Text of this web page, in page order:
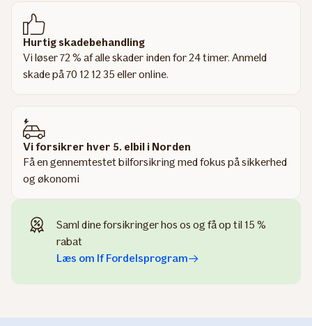
Hurtig skadebehandling
Vi løser 72 % af alle skader inden for 24 timer. Anmeld
skade på 70 12 12 35 eller online.
Vi forsikrer hver 5. elbil i Norden
Få en gennemtestet bilforsikring med fokus på sikkerhed
og økonomi
Saml dine forsikringer hos os og få op til 15 %
rabat
Læs om If Fordelsprogram